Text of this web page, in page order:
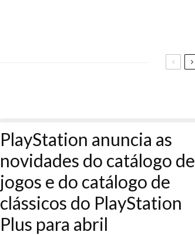
PlayStation anuncia as
novidades do catálogo de
jogos e do catálogo de
clássicos do PlayStation
Plus para abril